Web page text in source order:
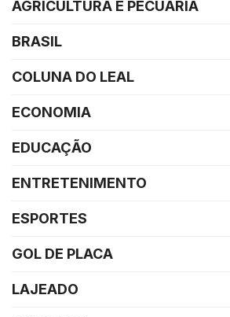
AGRICULTURA E PECUÁRIA
BRASIL
COLUNA DO LEAL
ECONOMIA
EDUCAÇÃO
ENTRETENIMENTO
ESPORTES
GOL DE PLACA
LAJEADO